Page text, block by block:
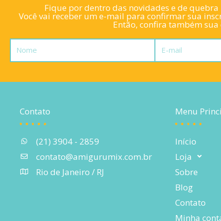
Fique por dentro das novidades e de
Você vai receber um e-mail para confirmar sua
Então, confira também
Nome
mail
Contato
(21) 3904 - 2859
contato@amigurumix.com.br
Rio de Janeiro / RJ
Menu
Início
Loja
Sobre
Blog
Contato
Minha